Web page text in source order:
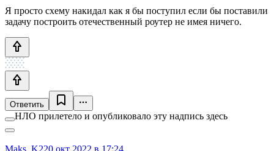
Я просто схему накидал как я бы поступил если бы поставили
задачу построить отечественный роутер не имея ничего.
Ответить
НЛО прилетело и опубликовало эту надпись здесь
Maks_K220 окт 2022 в 17:24